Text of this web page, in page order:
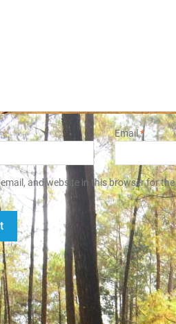
Email*
and website in this browser for